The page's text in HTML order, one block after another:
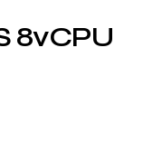
8vCPU